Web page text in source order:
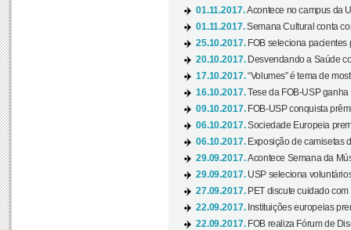
01.11.2017.Acontece no campus da
01.11.2017.Semana Cultural conta
25.10.2017. FOB seleciona pacientes
20.10.2017. Desvendando a Saúde
17.10.2017.“Volumes” é tema de
16.10.2017.Tese da FOB-USP
09.10.2017. FOB-USP conquista
06.10.2017.Sociedade Europeia
06.10.2017. Exposição de camisetas
29.09.2017.Acontece Semana da
29.09.2017. USP seleciona
27.09.2017. PET discute cuidado
22.09.2017. Instituições europeias
22.09.2017. FOB realiza Fórum de